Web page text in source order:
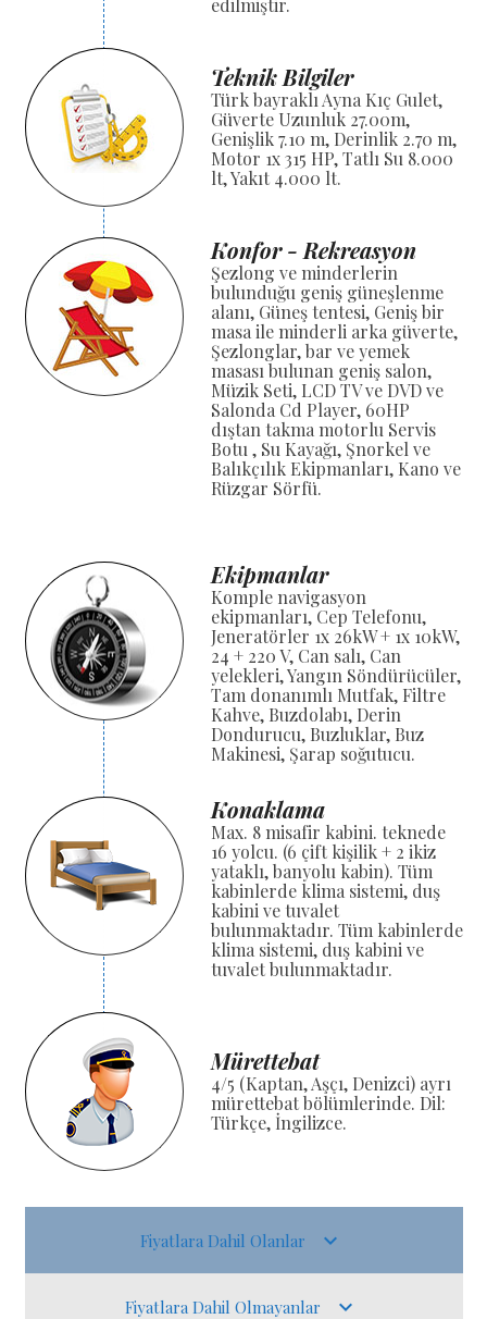
edilmiştir.
Teknik Bilgiler
Türk bayraklı Ayna Kıç Gulet,
Güverte Uzunluk 27.00m,
Genişlik 7.10 m, Derinlik 2.70 m,
Motor 1x 315 HP, Tatlı Su 8.000
lt, Yakıt 4.000 lt.
Konfor - Rekreasyon
Şezlong ve minderlerin
bulunduğu geniş güneşlenme
alanı, Güneş tentesi, Geniş bir
masa ile minderli arka güverte,
Şezlonglar, bar ve yemek
masası bulunan geniş salon,
Müzik Seti, LCD TV ve DVD ve
Salonda Cd Player, 60HP
dıştan takma motorlu Servis
Botu , Su Kayağı, Şnorkel ve
Balıkçılık Ekipmanları, Kano ve
Rüzgar Sörfü.
Ekipmanlar
Komple navigasyon
ekipmanları, Cep Telefonu,
Jeneratörler 1x 26kW + 1x 10kW,
24 + 220 V, Can salı, Can
yelekleri, Yangın Söndürücüler,
Tam donanımlı Mutfak, Filtre
Kahve, Buzdolabı, Derin
Dondurucu, Buzluklar, Buz
Makinesi, Şarap soğutucu.
Konaklama
Max. 8 misafir kabini. teknede
16 yolcu. (6 çift kişilik + 2 ikiz
yataklı, banyolu kabin). Tüm
kabinlerde klima sistemi, duş
kabini ve tuvalet
bulunmaktadır. Tüm kabinlerde
klima sistemi, duş kabini ve
tuvalet bulunmaktadır.
Mürettebat
4/5 (Kaptan, Aşçı, Denizci) ayrı
mürettebat bölümlerinde. Dil:
Türkçe, İngilizce.
Fiyatlara Dahil Olanlar
Fiyatlara Dahil Olmayanlar